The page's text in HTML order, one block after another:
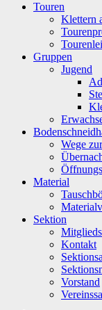
Touren
Klettern
Gruppen
Jugend
Wege
Material
Sektion
Kontakt
Vorstand